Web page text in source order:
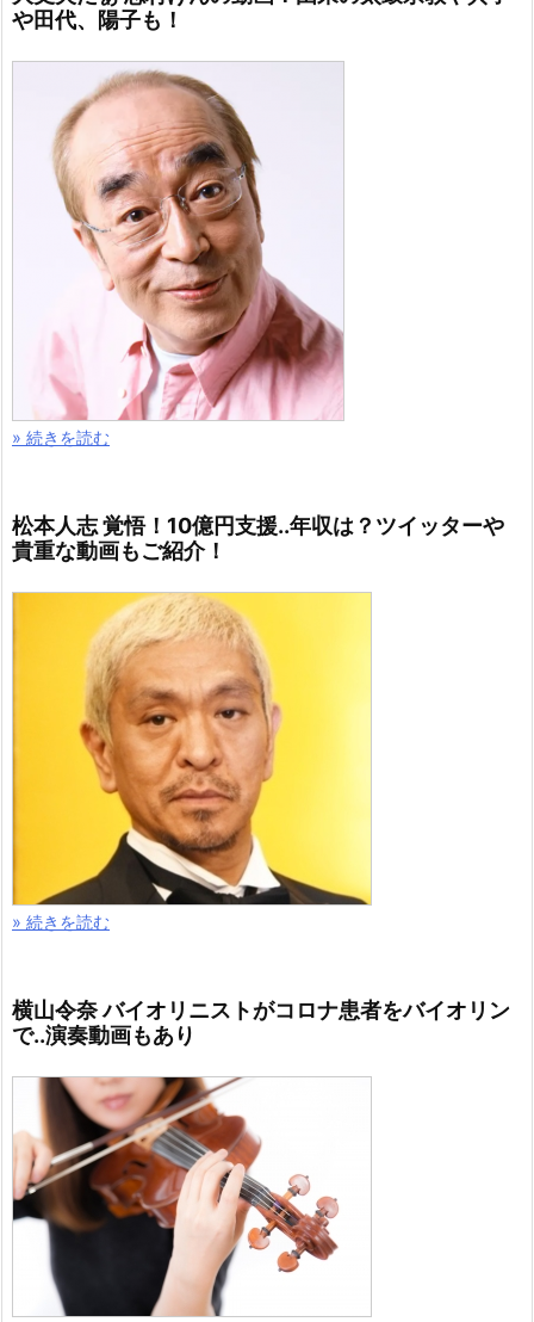
や田代、陽子も！
» 続きを読む
松本人志 覚悟！10億円支援..年収は？ツイッターや
貴重な動画もご紹介！
» 続きを読む
横山令奈 バイオリニストがコロナ患者をバイオリン
で..演奏動画もあり